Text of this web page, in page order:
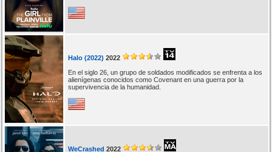
Halo (2022) 2022
En el siglo 26, un grupo de soldados modificados se enfrenta a los
alienígenas conocidos como Covenant en una guerra por la
supervivencia de la humanidad.
WeCrashed 2022